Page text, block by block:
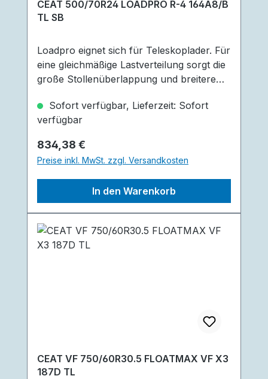
CEAT 500/70R24 LOADPRO R-4 164A8/B
TL SB
Loadpro eignet sich für Teleskoplader. Für
eine gleichmäßige Lastverteilung sorgt die
große Stollenüberlappung und breitere
Besonderen Schutz bietet der Stahlgürtel
vor einem Durchstich. Außerdem verfügt
Seitenwände welche eine gute
Seitenstabilität gewährt, sowie eine starke
Wulst für bessere Karkassenstärke und
Lasttragekapazität.
Sofort verfügbar, Lieferzeit: Sofort
verfügbar
Regulärer Preis:
834,38 €
Preise inkl. MwSt. zzgl. Versandkosten
In den Warenkorb
CEAT VF 750/60R30.5 FLOATMAX VF X3
187D TL